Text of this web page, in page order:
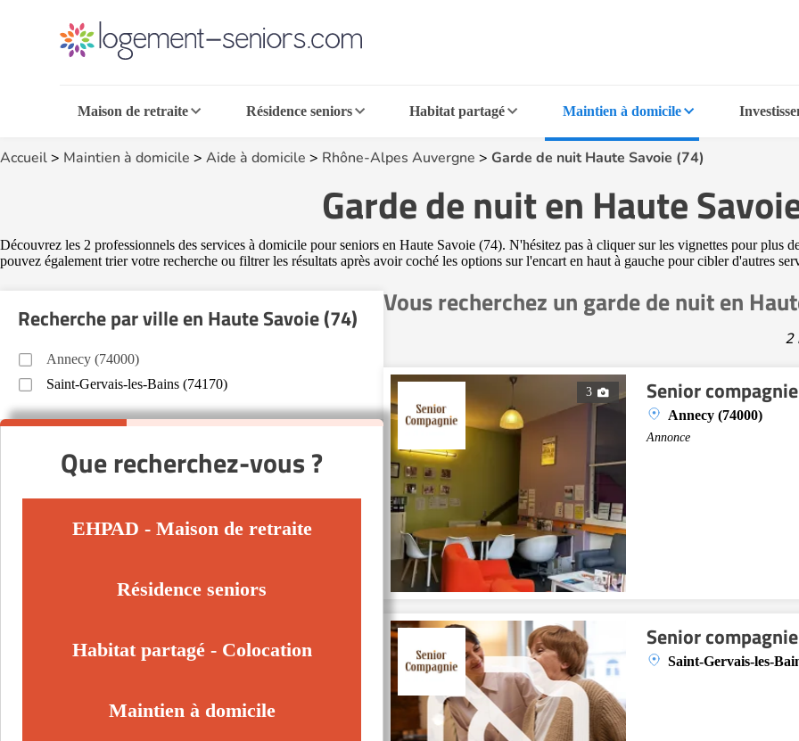
Maison de retraite Résidence seniors Habitat partagé Maintien à domicile
Accueil> Maintien à domicile > Aide à domicile > Rhône-Alpes Auvergne > Garde de nuit Haute Savoie (74)
Garde de nuit en Haute
Découvrez les 2 professionnels des services à domicile pour seniors en Haute Savoie (74). N'hésitez pas à cliquer sur les vignettes pour plus
pouvez également trier votre recherche ou filtrer les résultats après avoir coché les options sur l'encart en haut à gauche pour cibler d'autres
Vous recherchez un garde de nuit en
2
3 Senior
Annecy (74000)
Annonce
Senior
Saint-Gervais-les-
Recherche par ville en Haute Savoie (74)
Annecy (74000)
Saint-Gervais-les-Bains (74170)
Que recherchez-vous ?
EHPAD - Maison de retraite
Résidence seniors
Habitat partagé - Colocation
Maintien à domicile